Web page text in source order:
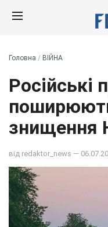
Головна / ВІЙНА
Російські
знищення
від redaktor_news —